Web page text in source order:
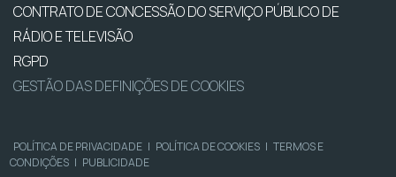
CONTRATO DE CONCESSÃO DO SERVIÇO PÚBLICO DE
RÁDIO E TELEVISÃO
RGPD
GESTÃO DAS DEFINIÇÕES DE COOKIES
POLÍTICA DE PRIVACIDADE | POLÍTICA DE COOKIES | TERMOS E
CONDIÇÕES | PUBLICIDADE